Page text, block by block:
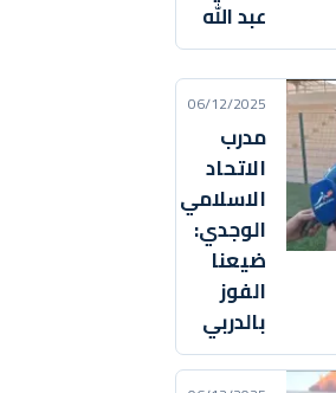
عبد الله
06/12/2025
مدرب
الاتحاد
الاسلامي
الوجدي:
ضيعنا
الفوز
بالدربي